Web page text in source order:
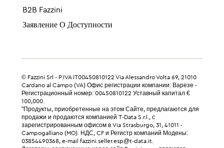
B2B Fazzini
Заявление О Доступности
© Fazzini Srl - P.IVA IT00450810122 Via Alessandro Volta 69, 21010
Cardano al Campo (VA) Офис регистрации компании: Варезе -
Регистрационный номер: 00450810122 Уставный капитал €
100,000.
"Продукты, приобретенные на этом Сайте, предлагаются для
продажи и продаются компанией T-Data S.r.l., с
зарегистрированным офисом в Via Strasburgo, 31, 41011 -
Campogalliano (MO). НДС, CF и Регистр компаний Модены:
03854490368, e-mail fazzini.seller.esp@t-data.it.